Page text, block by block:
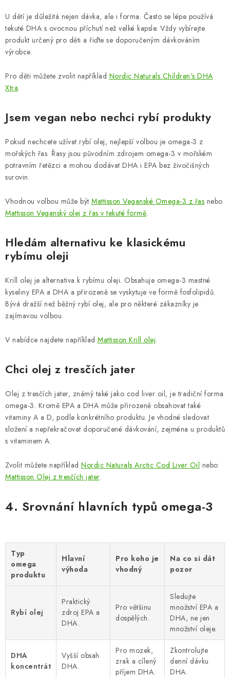
U dětí je důležitá nejen dávka, ale i forma. Často se lépe používá
tekuté DHA s ovocnou příchutí než velké kapsle. Vždy vybírejte
produkt určený pro děti a řiďte se doporučeným dávkováním
výrobce.
Pro děti můžete zvolit například Nordic Naturals Children’s DHA
Xtra.
Jsem vegan nebo nechci rybí produkty
Pokud nechcete užívat rybí olej, nejlepší volbou je omega-3 z
mořských řas. Řasy jsou původním zdrojem omega-3 v mořském
potravním řetězci a mohou dodávat DHA i EPA bez živočišných
surovin.
Vhodnou volbou může být Mattisson Veganské Omega-3 z řas nebo
Mattisson Veganský olej z řas v tekuté formě.
Hledám alternativu ke klasickému
rybímu oleji
Krill olej je alternativa k rybímu oleji. Obsahuje omega-3 mastné
kyseliny EPA a DHA a přirozeně se vyskytuje ve formě fosfolipidů.
Bývá dražší než běžný rybí olej, ale pro některé zákazníky je
zajímavou volbou.
V nabídce najdete například Mattisson Krill olej.
Chci olej z tresčích jater
Olej z tresčích jater, známý také jako cod liver oil, je tradiční forma
omega-3. Kromě EPA a DHA může přirozeně obsahovat také
vitaminy A a D, podle konkrétního produktu. Je vhodné sledovat
složení a nepřekračovat doporučené dávkování, zejména u produktů
s vitaminem A.
Zvolit můžete například Nordic Naturals Arctic Cod Liver Oil nebo
Mattisson Olej z tresčích jater.
4. Srovnání hlavních typů omega-3
Typ
omega
produktu
Hlavní
výhoda
Pro koho je
vhodný
Na co si dát
pozor
Rybí olej
Praktický
zdroj EPA a
DHA.
Pro většinu
dospělých.
Sledujte
množství EPA a
DHA, ne jen
množství oleje.
DHA
koncentrát
Vyšší obsah
DHA.
Pro mozek,
zrak a cílený
příjem DHA.
Zkontrolujte
denní dávku
DHA.